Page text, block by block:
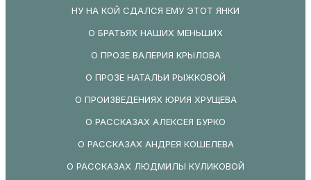
НУ НА КОЙ СДАЛСЯ ЕМУ ЭТОТ ЯНКИ
О БРАТЬЯХ НАШИХ МЕНЬШИХ
О ПРОЗЕ ВАЛЕРИЯ КРЫЛОВА
О ПРОЗЕ НАТАЛЬИ РЫЖКОВОЙ
О ПРОИЗВЕДЕНИЯХ ЮРИЯ ХРУЩЕВА
О РАССКАЗАХ АЛЕКСЕЯ БУРКО
О РАССКАЗАХ АНДРЕЯ КОШЕЛЕВА
О РАССКАЗАХ ЛЮДМИЛЫ КУЛИКОВОЙ